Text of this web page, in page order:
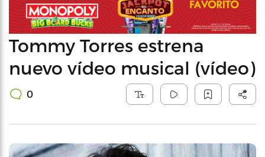
Tommy Torres estrena
nuevo vídeo musical (vídeo)
0